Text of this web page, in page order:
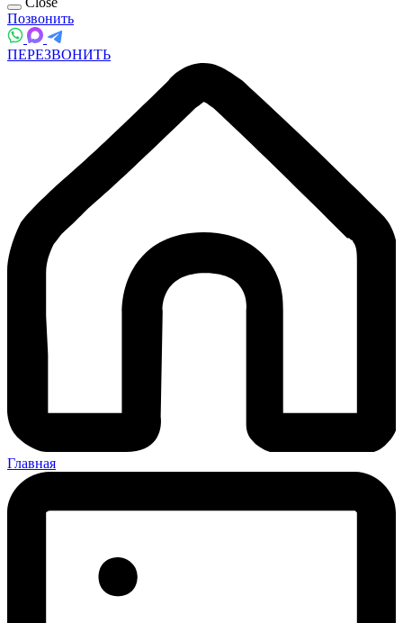
РФ. Для получения актуальной информации, обращайтесь по телефону
(800) 101-40-23
Спасибо!
Close
Ваша заявка успешно отправлена.
Мы свяжемся с Вами в ближайшее рабочее время.
ПЕРЕЗВОНИТЬ